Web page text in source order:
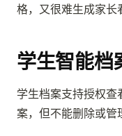
格，又很难生成家长
学生智能档
学生档案支持授权查
案，但不能删除或管